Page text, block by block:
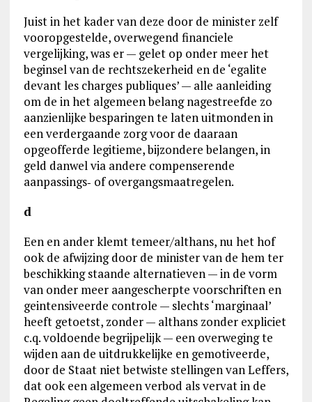
Juist in het kader van deze door de minister zelf
vooropgestelde, overwegend financiele
vergelijking, was er — gelet op onder meer het
beginsel van de rechtszekerheid en de ‘egalite
devant les charges publiques’ — alle aanleiding
om de in het algemeen belang nagestreefde zo
aanzienlijke besparingen te laten uitmonden in
een verdergaande zorg voor de daaraan
opgeofferde legitieme, bijzondere belangen, in
geld danwel via andere compenserende
aanpassings‑ of overgangsmaatregelen.
d
Een en ander klemt temeer/althans, nu het hof
ook de afwijzing door de minister van de hem ter
beschikking staande alternatieven — in de vorm
van onder meer aangescherpte voorschriften en
geintensiveerde controle — slechts ‘marginaal’
heeft getoetst, zonder — althans zonder expliciet
c.q. voldoende begrijpelijk — een overweging te
wijden aan de uitdrukkelijke en gemotiveerde,
door de Staat niet betwiste stellingen van Leffers,
dat ook een algemeen verbod als vervat in de